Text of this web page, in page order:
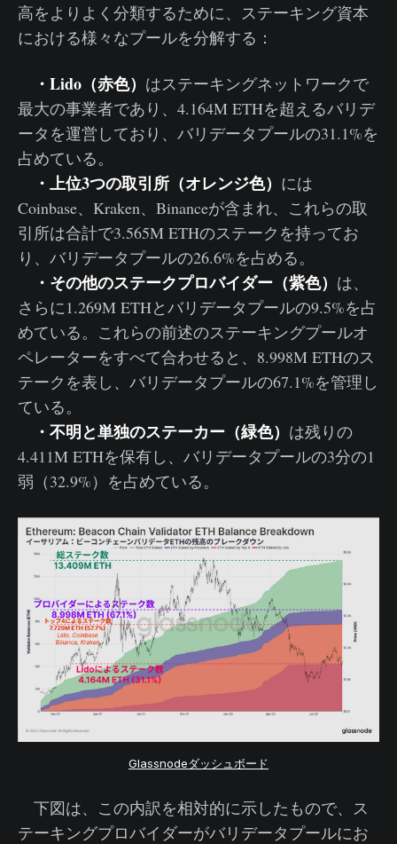
高をよりよく分類するために、ステーキング資本
における様々なプールを分解する：
・Lido（赤色） はステーキングネットワークで
最大の事業者であり、4.164M ETHを超えるバリデ
ータを運営しており、バリデータプールの31.1%を
占めている。
・上位3つの取引所（オレンジ色） には
Coinbase、Kraken、Binanceが含まれ、これらの取
引所は合計で3.565M ETHのステークを持ってお
り、バリデータプールの26.6%を占める。
・その他のステークプロバイダー（紫色） は、
さらに1.269M ETHとバリデータプールの9.5%を占
めている。これらの前述のステーキングプールオ
ペレーターをすべて合わせると、8.998M ETHのス
テークを表し、バリデータプールの67.1%を管理し
ている。
・不明と単独のステーカー（緑色） は残りの
4.411M ETHを保有し、バリデータプールの3分の1
弱（32.9%）を占めている。
Glassnodeダッシュボード
下図は、この内訳を相対的に示したもので、ス
テーキングプロバイダーがバリデータプールにお